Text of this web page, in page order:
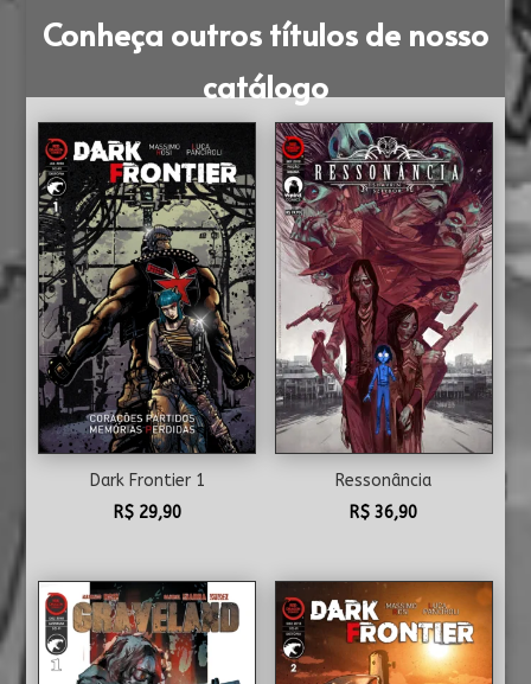
Conheça outros títulos de nosso
catálogo
Dark Frontier 1
R$29,90
Ressonância
R$ 36,90